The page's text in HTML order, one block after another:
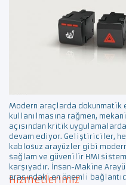
Modern araçlarda dokunmatik
kullanılmasına rağmen,
açısından kritik
devam ediyor. Geliştiriciler,
kablosuz arayüzler gibi
sağlam ve güvenilir HMI
karşıyadır. İnsan-Makine
arasındaki en önemli
Hizmetlerimiz